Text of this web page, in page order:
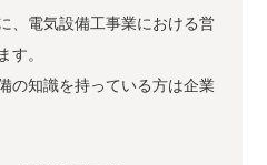
、電気設備工事業における営
す。
の知識を持っている方は企業